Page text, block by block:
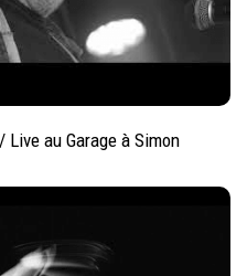
au Garage à Simon